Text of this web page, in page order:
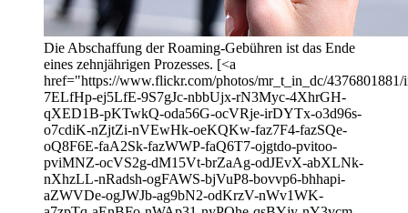
Die Abschaffung der Roaming-Gebühren ist das Ende
eines zehnjährigen Prozesses. [<a
href="https://www.flickr.com/photos/mr_t_in_dc/4376801881/
7ELfHp-ej5LfE-9S7gJc-nbbUjx-rN3Myc-4XhrGH-
qXED1B-pKTwkQ-oda56G-ocVRje-irDYTx-o3d96s-
o7cdiK-nZjtZi-nVEwHk-oeKQKw-faz7F4-fazSQe-
oQ8F6E-faA2Sk-fazWWP-faQ6T7-ojgtdo-pvitoo-
pviMNZ-ocVS2g-dM15Vt-brZaAg-odJEvX-abXLNk-
nXhzLL-nRadsh-ogFAWS-bjVuP8-bovvp6-bhhapi-
aZWVDe-ogJWJb-ag9bN2-odKrzV-nWv1WK-